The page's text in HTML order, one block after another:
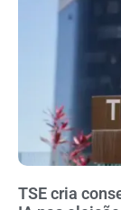
TSE cria